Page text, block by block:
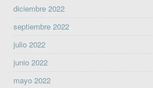
diciembre 2022
septiembre 2022
julio 2022
junio 2022
mayo 2022